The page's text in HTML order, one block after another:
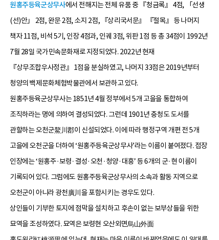
원홍주등육군상무사에서 전해지는 전체 유품 중 『청금록』 4점, 「선생
(선)안」 2점, 완문 2점, 소지 2점, 『상리국서문』 『절목』 등 나머지
책자 11점, 비석 5기, 인장 4점과, 인궤 3점, 위판 1점 등 총 34점이 1992년
7월 28일 국가민속문화재로 지정되었다. 2022년 현재
『상무조합우사정관』 1점을 분실하였고, 나머지 33점은 2019년부터
청양의 백제문화체험박물관에서 보관하고 있다.
원홍주등육군상무사는 1851년 4월 정부에서 5개 고을을 통합하여
조직하라는 명에 의하여 결성되었다. 그런데 1901년 충청도 도서를
관할하는 오천군鰲川郡이 신설되었다. 이에 따라 행정구역 개편 전 5개
고을에 오천군을 더하여 ‘원홍주등육군상무사’라는 이름이 붙여졌다. 접장
인장에는 ‘원홍주·보령·결성·오천·청양·대흥’ 등 6개의 군·현 이름이
기록되어 있다. 그럼에도 원홍주등육군상무사의 소속과 활동 지역으로
오천군이 아니라 광천廣川을 포함시키는 경우도 있다.
상인들이 기부한 토지에 점막을 설치하고 후손이 없는 보부상들을 위한
묘역을 조성하였다. 묘역은 보령현 오산외면烏山外面